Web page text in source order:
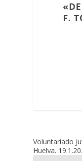
F.
Voluntariado
Huelva.